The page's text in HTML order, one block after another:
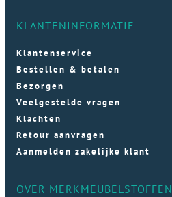
KLANTENINFORMATIE
Klantenservice
Bestellen & betalen
Bezorgen
Veelgestelde vragen
Klachten
Retour aanvragen
Aanmelden zakelijke klant
OVER MERKMEUBELSTOFFEN